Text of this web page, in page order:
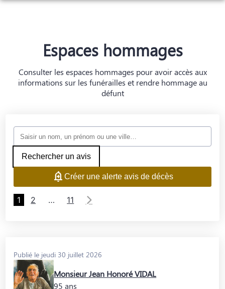
SERVICES AUX FAMILLES
NOTRE AGENCE
Espaces hommages
Consulter les espaces hommages pour avoir accès aux
informations sur les funérailles et rendre hommage au
défunt
Rechercher un avis
Créer une alerte avis de décès
1 2 … 11
Publié le jeudi 30 juillet 2026
Monsieur Jean Honoré VIDAL
95 ans